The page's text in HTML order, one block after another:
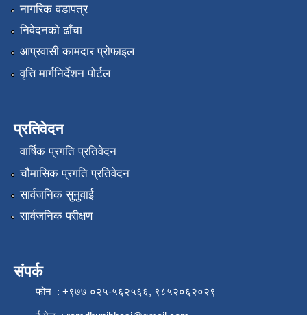
नागरिक वडापत्र
निवेदनको ढाँचा
आप्रवासी कामदार प्रोफाइल
वृत्ति मार्गनिर्देशन पोर्टल
प्रतिवेदन
वार्षिक प्रगति प्रतिवेदन
चौमासिक प्रगति प्रतिवेदन
सार्वजनिक सुनुवाई
सार्वजनिक परीक्षण
संपर्क
फोन : +९७७ ०२५-५६२५६६, ९८५२०६२०२९